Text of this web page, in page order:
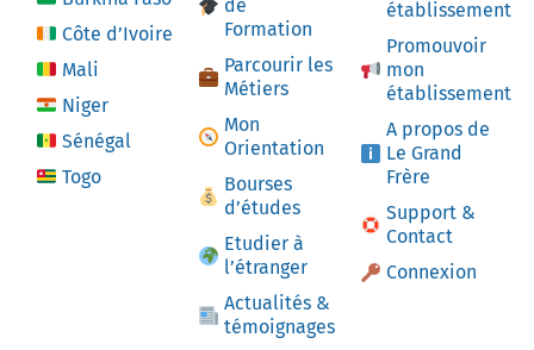
Côte d’Ivoire
Mali
Niger
Sénégal
Togo
de
Formation
Parcourir les
Métiers
Mon
Orientation
Bourses
d’études
Etudier à
l’étranger
Actualités &
témoignages
établissement
Promouvoir
mon
établissement
A propos de
Le Grand
Frère
Support &
Contact
Connexion